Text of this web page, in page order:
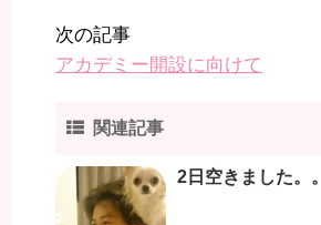
次の記事
アカデミー開設に向けて
関連記事
2日空きました。。